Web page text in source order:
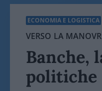
ECONOMIA E LOGISTICA
VERSO LA
Banche,
politiche